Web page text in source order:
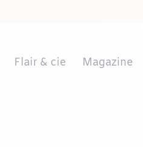
Flair & cie Magazine